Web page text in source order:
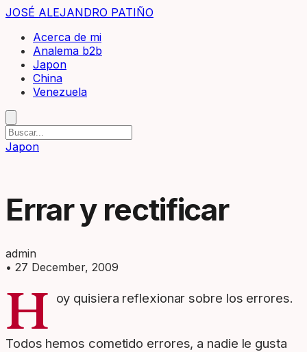
JOSÉ ALEJANDRO PATIÑO
Acerca de mi
Analema b2b
Japon
China
Venezuela
Japon
Errar y rectificar
admin
• 27 December, 2009
H oy quisiera reflexionar sobre los errores.
Todos hemos cometido errores, a nadie le gusta